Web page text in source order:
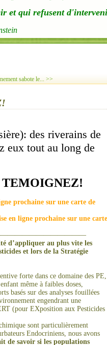
et qui refusent
sabote le... >>
des riverains de
eux tout au long de
TEMOIGNEZ!
prochaine sur une carte de
en ligne prochaine sur une carte
d’appliquer au plus vite les
et lors de la Stratégie
forte dans ce domaine des PE,
même à faibles doses,
basés sur des analyses fouillées
engendrant une
(pour EXposition aux Pesticides
sont particulièrement
Endocriniens, nous avons
de savoir si les populations